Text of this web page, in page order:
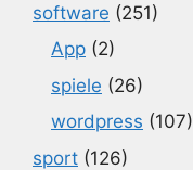
software (251)
App (2)
spiele (26)
wordpress (107)
sport (126)